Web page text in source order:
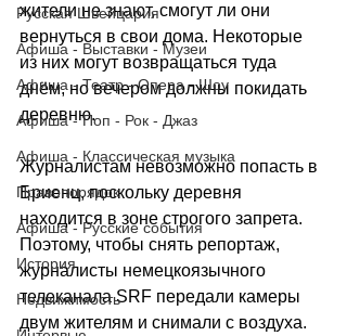
Русская Швейцария
Афиша - Выставки - Музеи
Афиша - Театр - Опера - Шоу
Афиша - Поп - Рок - Джаз
Афиша - Классическая музыка
Правопорядок
Афиша - Русские события
История
Недвижимость
жители не знают, смогут ли они
вернуться в свои дома. Некоторые
из них могут возвращаться туда
днём, но вечером должны покидать
деревню.
Журналистам невозможно попасть в
Бриенц, поскольку деревня
находится в зоне строгого запрета.
Поэтому, чтобы снять репортаж,
журналисты немецкоязычного
телеканала SRF передали камеры
двум жителям и снимали с воздуха.